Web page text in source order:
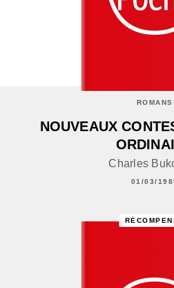
ROMANS
NOUVEAUX
Charles
01/03/